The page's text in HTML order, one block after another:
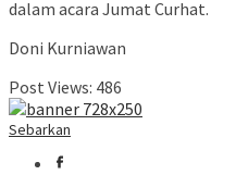
dalam acara Jumat Curhat.
Doni Kurniawan
Post Views: 486
Sebarkan